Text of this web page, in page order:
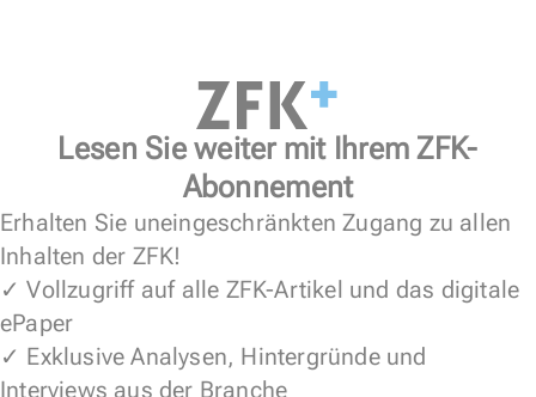
Lesen Sie weiter mit Ihrem ZFK-
Abonnement
Erhalten Sie uneingeschränkten Zugang zu allen
Inhalten der ZFK!
✓ Vollzugriff auf alle ZFK-Artikel und das digitale
ePaper
✓ Exklusive Analysen, Hintergründe und
Interviews aus der Branche